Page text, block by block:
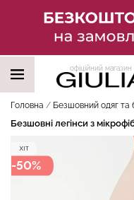
офіційний магазин
Головна Безшовний одяг та
Безшовні легінси з
-50%
НАШІ ТРЕНДОВІ